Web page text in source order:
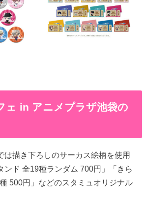
ェ in アニメプラザ池袋の
は描き下ろしのサーカス絵柄を使用
ンド 全19種ランダム 700円」「きら
500円」などのスタミュオリジナル